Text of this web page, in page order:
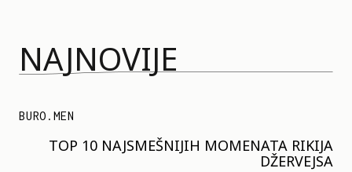
NAJNOVIJE
BURO.MEN
TOP 10 NAJSMEŠNIJIH MOMENATA RIKIJA
DŽERVEJSA